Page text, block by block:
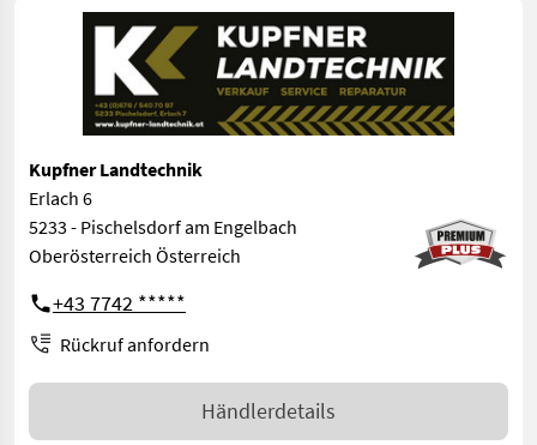
Kupfner Landtechnik
Erlach 6
5233 - Pischelsdorf am Engelbach
Oberösterreich Österreich
+43 7742 *****
Rückruf anfordern
Händlerdetails